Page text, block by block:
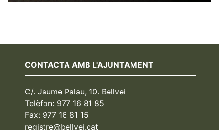
CONTACTA AMB L'AJUNTAMENT
C/. Jaume Palau, 10. Bellvei
Telèfon: 977 16 81 85
Fax: 977 16 81 15
registre@bellvei.cat